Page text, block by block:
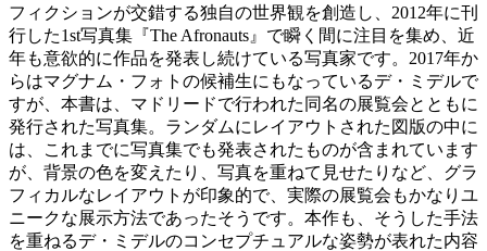
フィクションが交錯する独自の世界観を創造し、2012年に刊
行した1st写真集『The Afronauts』で瞬く間に注目を集め、近
年も意欲的に作品を発表し続けている写真家です。2017年か
らはマグナム・フォトの候補生にもなっているデ・ミデルで
すが、本書は、マドリードで行われた同名の展覧会とともに
発行された写真集。ランダムにレイアウトされた図版の中に
は、これまでに写真集でも発表されたものが含まれています
が、背景の色を変えたり、写真を重ねて見せたりなど、グラ
フィカルなレイアウトが印象的で、実際の展覧会もかなりユ
ニークな展示方法であったそうです。本作も、そうした手法
を重ねるデ・ミデルのコンセプチュアルな姿勢が表れた内容